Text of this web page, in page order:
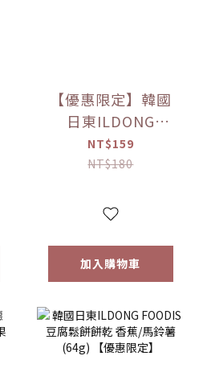
【優惠限定】韓國
日東ILDONG
FOODIS 藜麥威化
餅 牛奶/優格/草莓/
定】
NT$159
NT$180
加入購物車